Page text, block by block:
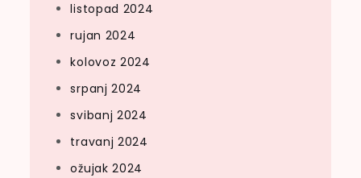
listopad 2024
rujan 2024
kolovoz 2024
srpanj 2024
svibanj 2024
travanj 2024
ožujak 2024